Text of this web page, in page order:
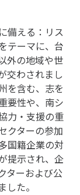
備える：リス
テーマに、台
外の地域や世
交わされまし
を含む、志を
要性や、南シ
力・支援の重
クターの参加
国籍企業の対
提示され、企
ターおよび公
た。